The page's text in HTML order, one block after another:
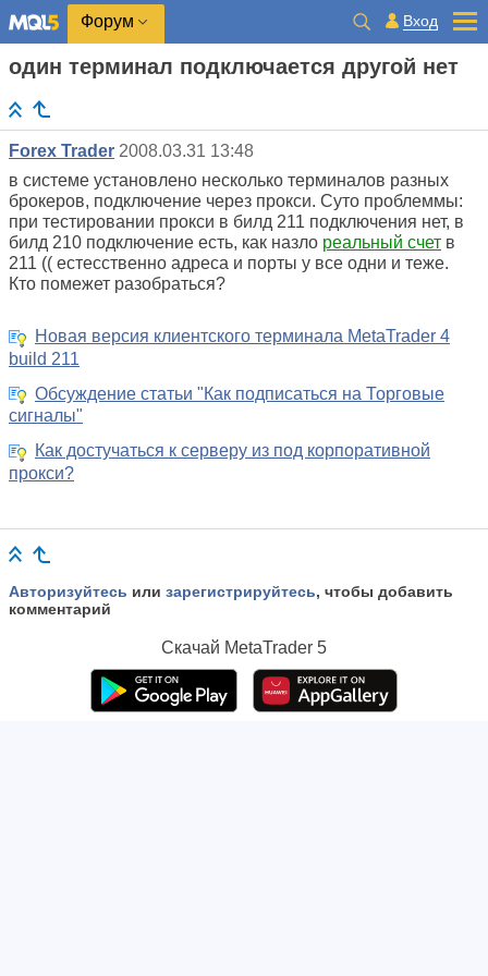
Форум Вход
один терминал подключается другой нет
Forex Trader 2008.03.31 13:48
в системе установлено несколько терминалов разных
брокеров, подключение через прокси. Суто проблеммы:
при тестировании прокси в билд 211 подключения нет, в
билд 210 подключение есть, как назло реальный счет в
211 (( естесственно адреса и порты у все одни и теже.
Кто помежет разобраться?
Новая версия клиентского терминала MetaTrader 4
build 211
Обсуждение статьи "Как подписаться на Торговые
сигналы"
Как достучаться к серверу из под корпоративной
прокси?
Авторизуйтесь или зарегистрируйтесь, чтобы добавить
комментарий
Скачай MetaTrader 5